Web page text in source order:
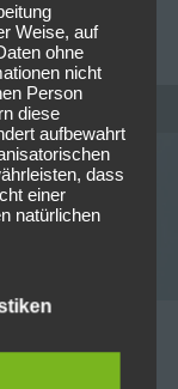
0
Weise, auf
ohne
nicht
Person
diese
aufbewahrt
dass
einer
natürlichen